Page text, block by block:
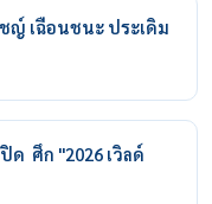
เฉือนชนะ ประเดิม
ด ศึก "2026 เวิลด์